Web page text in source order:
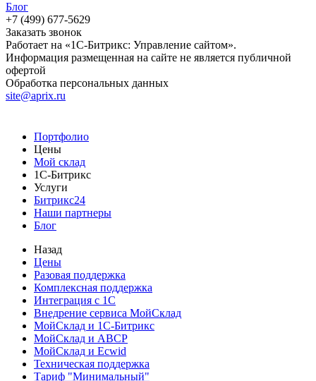
Блог
+7 (499) 677-5629
Заказать звонок
Работает на «1С-Битрикс: Управление сайтом».
Информация размещенная на сайте не является публичной
офертой
Обработка персональных данных
site@aprix.ru
Портфолио
Цены
Мой склад
1С-Битрикс
Услуги
Битрикс24
Наши партнеры
Блог
Назад
Цены
Разовая поддержка
Комплексная поддержка
Интеграция с 1С
Внедрение сервиса МойСклад
МойСклад и 1С-Битрикс
МойСклад и ABCP
МойСклад и Ecwid
Техническая поддержка
Тариф "Минимальный"